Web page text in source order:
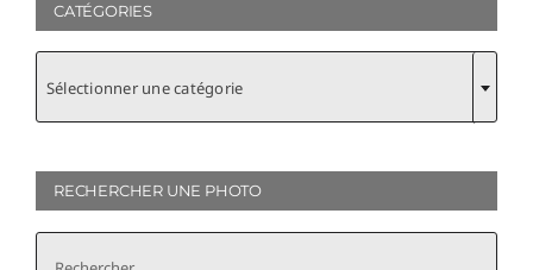
CATÉGORIES
Sélectionner une catégorie
RECHERCHER UNE PHOTO